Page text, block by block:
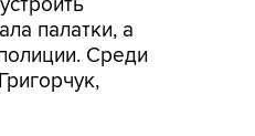
палатки, а
Среди